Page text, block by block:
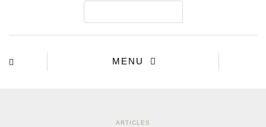
MENU
ARTICLES